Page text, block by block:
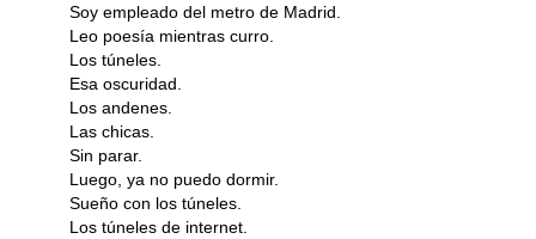
Soy empleado del metro de Madrid.
Leo poesía mientras curro.
Los túneles.
Esa oscuridad.
Los andenes.
Las chicas.
Sin parar.
Luego, ya no puedo dormir.
Sueño con los túneles.
Los túneles de internet.